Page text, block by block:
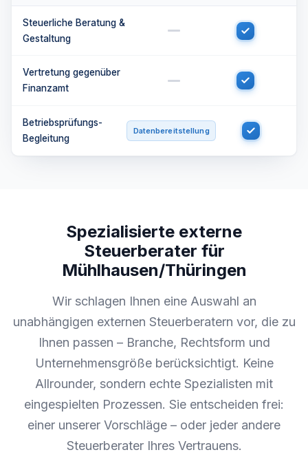
Steuerliche Beratung &
Gestaltung
Vertretung gegenüber
Finanzamt
Betriebsprüfungs-
Begleitung
Datenbereitstellung
Spezialisierte externe
Steuerberater für
Mühlhausen/Thüringen
Wir schlagen Ihnen eine Auswahl an
unabhängigen externen Steuerberatern vor, die zu
Ihnen passen – Branche, Rechtsform und
Unternehmensgröße berücksichtigt. Keine
Allrounder, sondern echte Spezialisten mit
eingespielten Prozessen. Sie entscheiden frei:
einer unserer Vorschläge – oder jeder andere
Steuerberater Ihres Vertrauens.